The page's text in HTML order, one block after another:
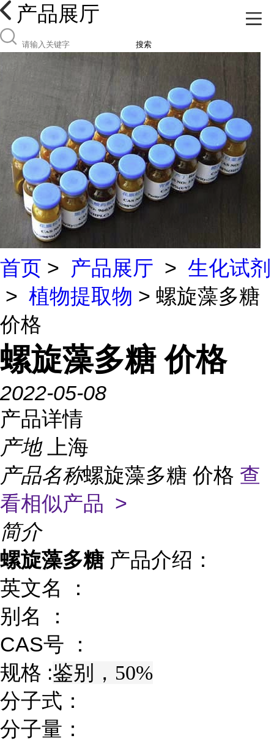
产品展厅
搜索
首页 > 产品展厅 > 生化试剂
> 植物提取物 > 螺旋藻多糖
价格
螺旋藻多糖 价格
2022-05-08
产品详情
产地
上海
产品名称螺旋藻多糖 价格 查
看相似产品 >
简介
螺旋藻多糖 产品介绍：
英文名 ：
别名 ：
CAS号 ：
规格 :鉴别，50%
分子式：
分子量：